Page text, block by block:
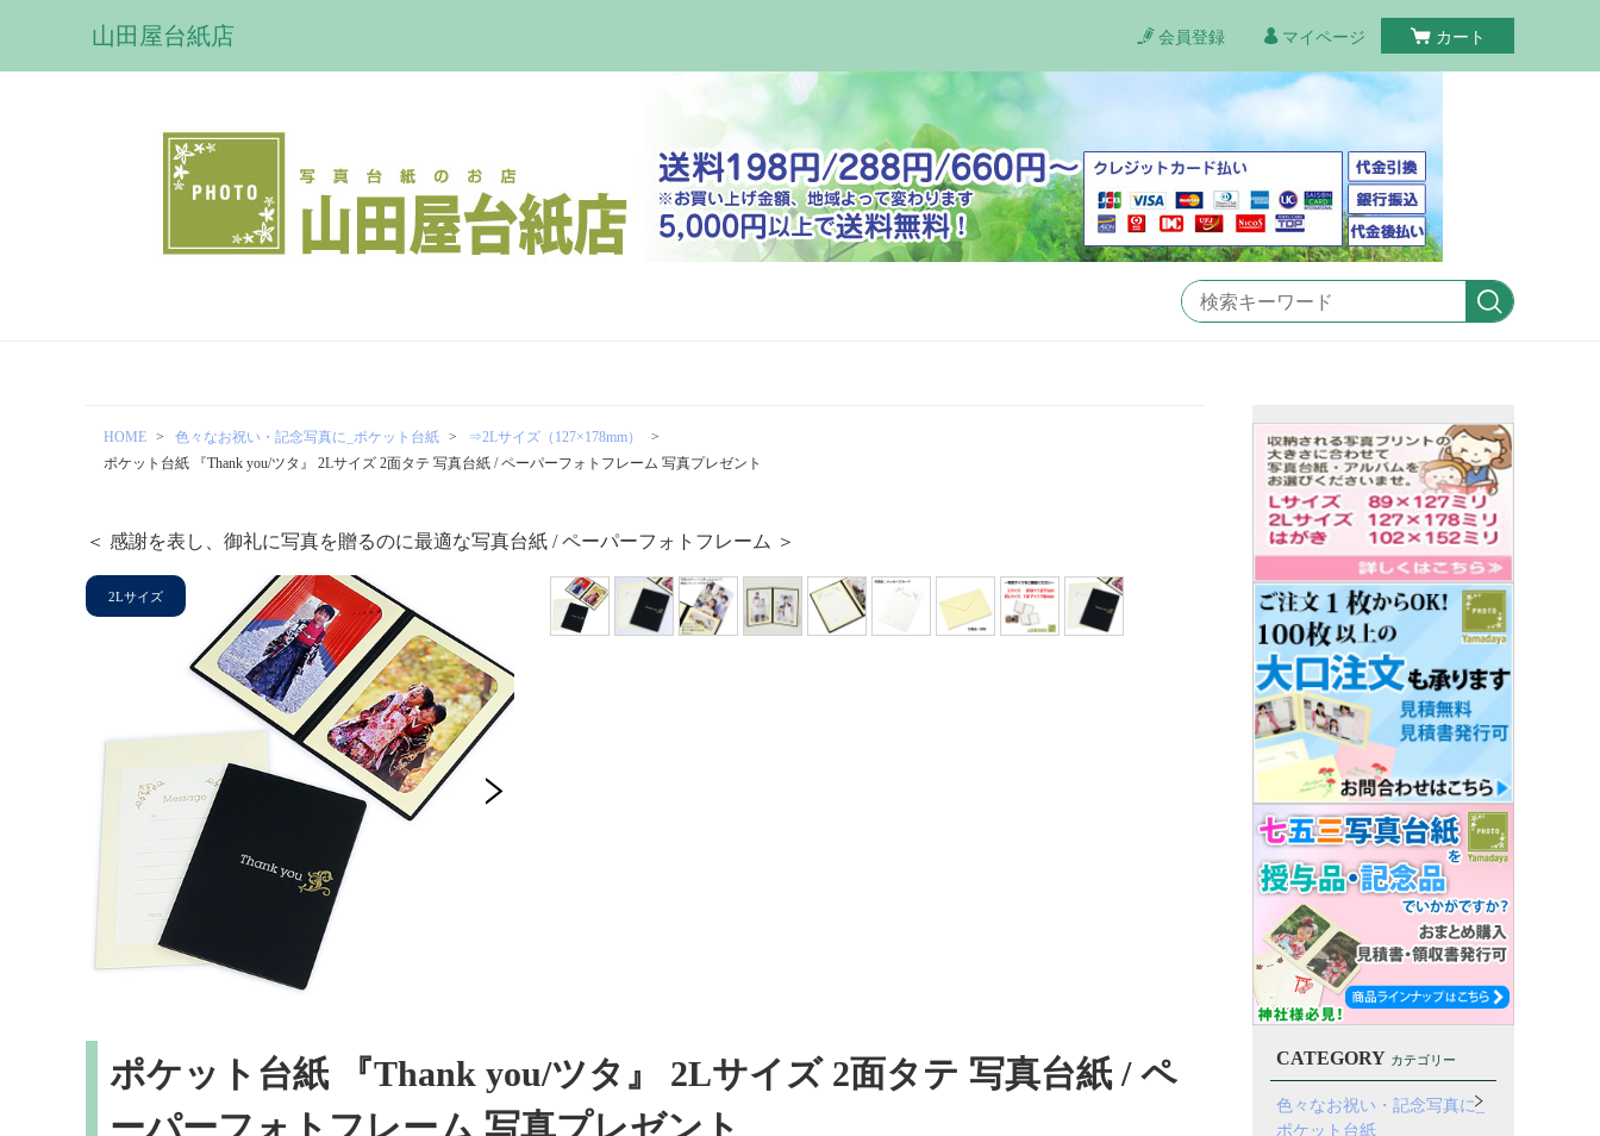
山田屋台紙店 会員登録 マイページ カート
HOME 色々なお祝い・記念写真に_ポケット台紙
⇒2Lサイズ（127×178mm）
ポケット台紙 『Thank you/ツタ』 2Lサイズ 2面タテ 写真台紙 / ペーパーフォトフレーム 写真プレゼント
＜ 感謝を表し、御礼に写真を贈るのに最適な写真台紙 / ペーパーフォトフレーム ＞
ポケット台紙 『Thank you/ツタ』 2Lサイズ 2面タテ 写真台紙 / ペ
ーパーフォトフレーム 写真プレゼント
CATEGORY カテゴリー
色々なお祝い・記念写真に_
ポケット台紙